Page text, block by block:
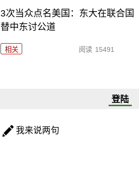
3次当众点名美国：东大在联合国
替中东讨公道
相关 阅读 15491
登陆
我来说两句